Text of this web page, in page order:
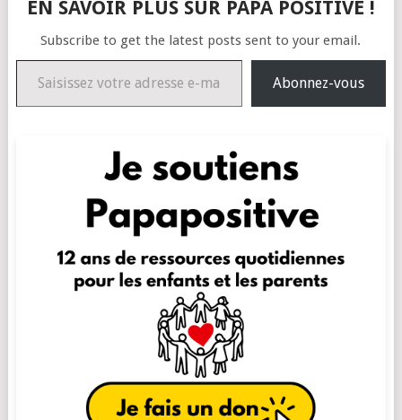
EN SAVOIR PLUS SUR PAPA POSITIVE !
Subscribe to get the latest posts sent to your email.
Saisissez votre adresse e-mail…
Abonnez-vous